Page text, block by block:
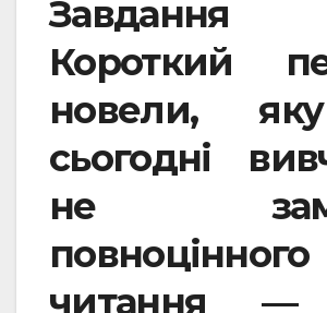
Короткий
новели,
сьогодні
не
повноцінного
читання —